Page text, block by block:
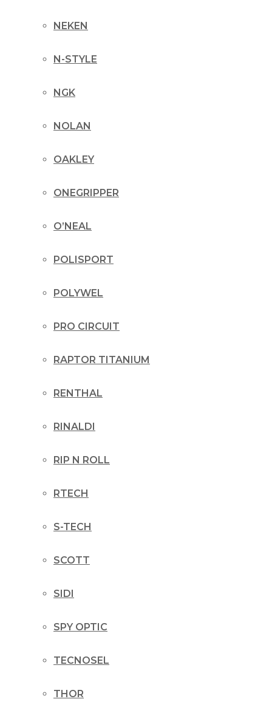
NEKEN
N-STYLE
NGK
NOLAN
OAKLEY
ONEGRIPPER
O’NEAL
POLISPORT
POLYWEL
PRO CIRCUIT
RAPTOR TITANIUM
RENTHAL
RINALDI
RIP N ROLL
RTECH
S-TECH
SCOTT
SIDI
SPY OPTIC
TECNOSEL
THOR